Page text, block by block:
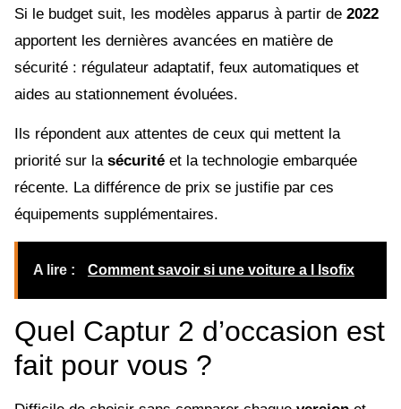
Si le budget suit, les modèles apparus à partir de 2022
apportent les dernières avancées en matière de
sécurité : régulateur adaptatif, feux automatiques et
aides au stationnement évoluées.
Ils répondent aux attentes de ceux qui mettent la
priorité sur la sécurité et la technologie embarquée
récente. La différence de prix se justifie par ces
équipements supplémentaires.
A lire : Comment savoir si une voiture a l Isofix
Quel Captur 2 d’occasion est
fait pour vous ?